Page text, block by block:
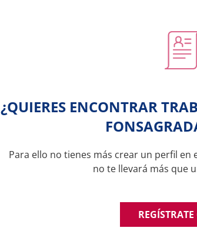
¿QUIERES ENCONTRAR
Para ello no tienes más crear un perfil
no te llevará más que